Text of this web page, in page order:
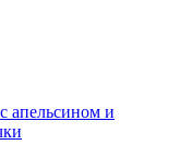
апельсином и